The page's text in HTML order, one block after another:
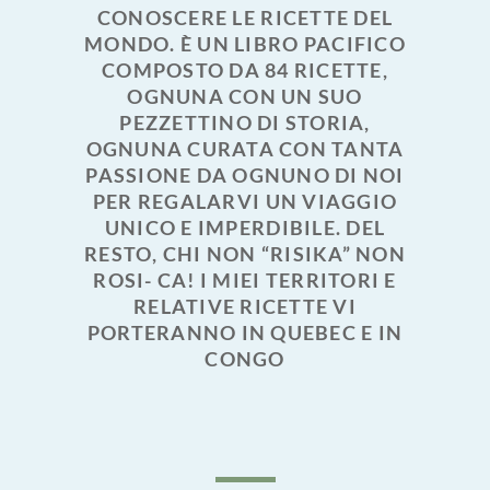
CONOSCERE LE RICETTE DEL
MONDO. È UN LIBRO PACIFICO
COMPOSTO DA 84 RICETTE,
OGNUNA CON UN SUO
PEZZETTINO DI STORIA,
OGNUNA CURATA CON TANTA
PASSIONE DA OGNUNO DI NOI
PER REGALARVI UN VIAGGIO
UNICO E IMPERDIBILE. DEL
RESTO, CHI NON “RISIKA” NON
ROSI- CA! I MIEI TERRITORI E
RELATIVE RICETTE VI
PORTERANNO IN QUEBEC E IN
CONGO